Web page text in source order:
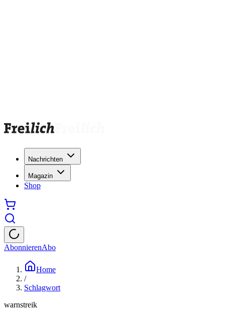
Nachrichten
Magazin
Shop
AbonnierenAbo
Home
/
Schlagwort
warnstreik